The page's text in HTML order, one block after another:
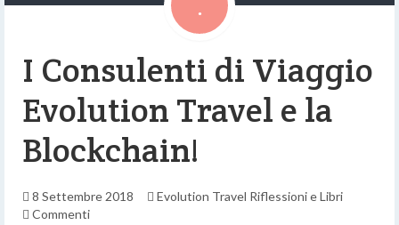
I Consulenti di Viaggio
Evolution Travel e la
Blockchain!
8 Settembre 2018 Evolution Travel Riflessioni e Libri
Commenti